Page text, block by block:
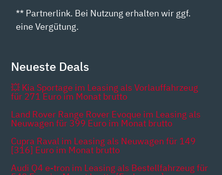
** Partnerlink. Bei Nutzung erhalten wir ggf.
eine Vergütung.
Neueste Deals
💥 Kia Sportage im Leasing als Vorlauffahrzeug
für 271 Euro im Monat brutto
Land Rover Range Rover Evoque im Leasing als
Neuwagen für 399 Euro im Monat brutto
Cupra Raval im Leasing als Neuwagen für 149
[316] Euro im Monat brutto
Audi Q4 e-tron im Leasing als Bestellfahrzeug für